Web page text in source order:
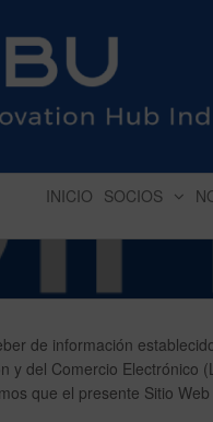
INICIO SOCIOS
de información
y del Comercio Electrónico
que el presente Sitio Web